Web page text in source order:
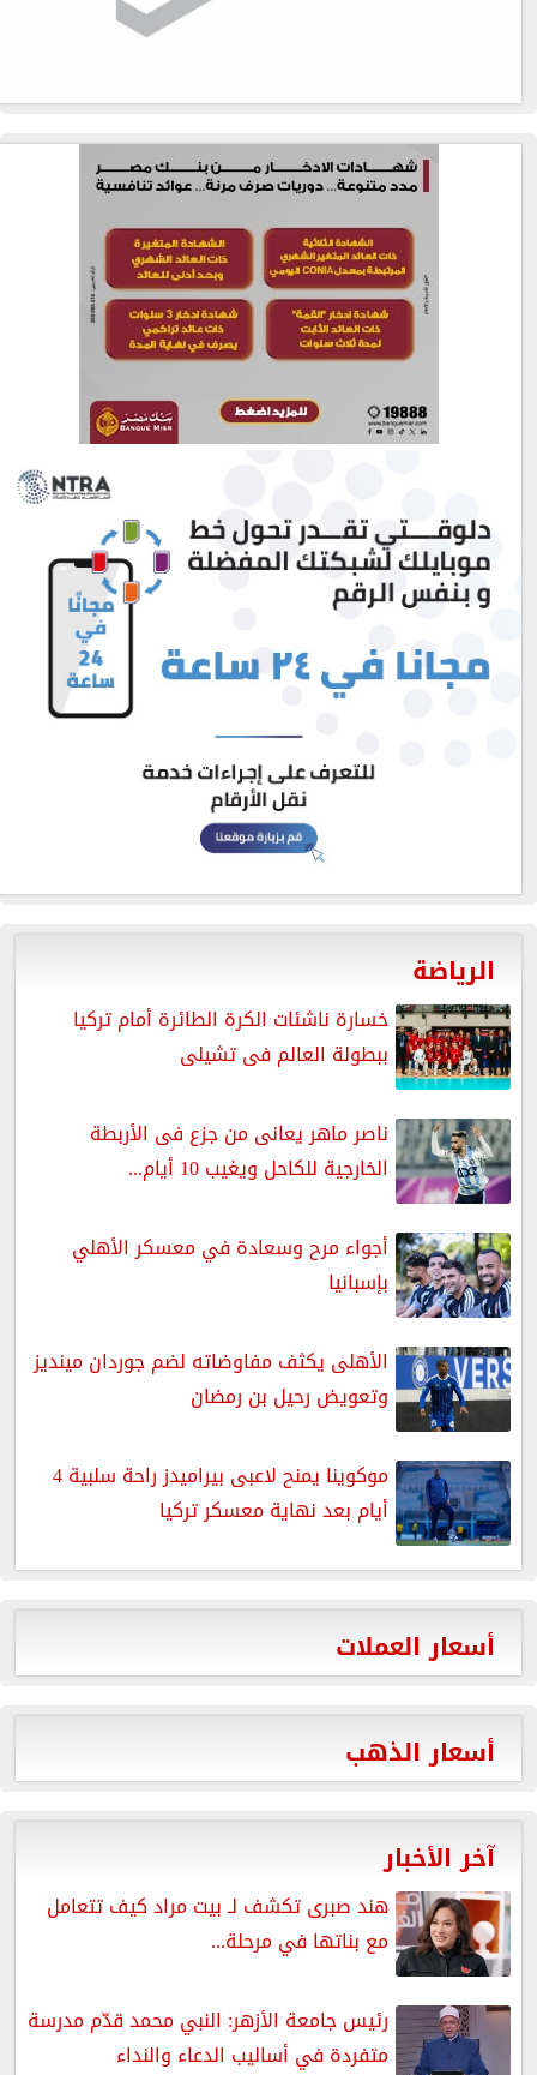
الرياضة
خسارة ناشئات الكرة الطائرة أمام تركيا
ببطولة العالم فى تشيلى
ناصر ماهر يعانى من جزع فى الأربطة
الخارجية للكاحل ويغيب 10 أيام...
أجواء مرح وسعادة في معسكر الأهلي
بإسبانيا
الأهلى يكثف مفاوضاته لضم جوردان مينديز
وتعويض رحيل بن رمضان
موكوينا يمنح لاعبى بيراميدز راحة سلبية 4
أيام بعد نهاية معسكر تركيا
أسعار العملات
أسعار الذهب
آخر الأخبار
هند صبرى تكشف لـ بيت مراد كيف تتعامل
مع بناتها في مرحلة...
رئيس جامعة الأزهر: النبي محمد قدّم مدرسة
متفردة في أساليب الدعاء والنداء